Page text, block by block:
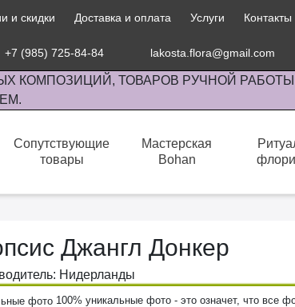
и скидки Доставка и оплата Услуги Контакты
+7 (985) 725-84-84 lakosta.flora@gmail.com
КОМПОЗИЦИЙ, ТОВАРОВ РУЧНОЙ
Сопутствующие
товары
Мастерская
Bohan
Джангл Донкер
Нидерланды
100% уникальные фото - это означет, что все